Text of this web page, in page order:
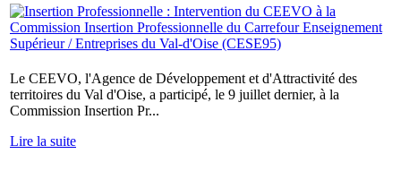
Le CEEVO, l'Agence de Développement et d'Attractivité des
territoires du Val d'Oise, a participé, le 9 juillet dernier, à la
Commission Insertion Pr...
Lire la suite